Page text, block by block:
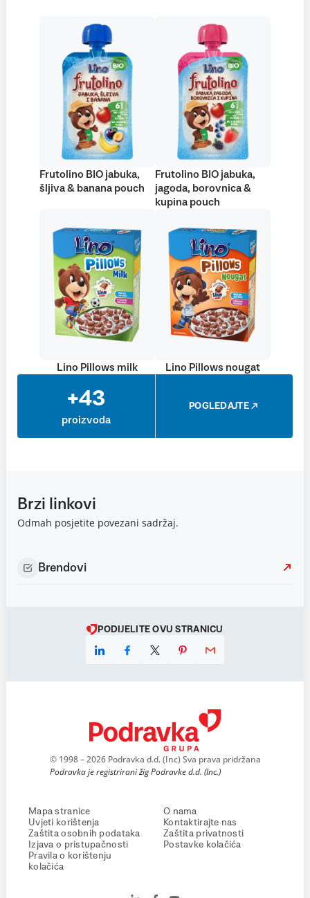
Frutolino BIO jabuka,
šljiva & banana pouch
Frutolino BIO jabuka,
jagoda, borovnica &
kupina pouch
Lino Pillows milk Lino Pillows nougat
+43
proizvoda
POGLEDAJTE
Brzi linkovi
Odmah posjetite povezani sadržaj.
Brendovi
PODIJELITE OVU STRANICU
© 1998 – 2026 Podravka d.d. (Inc) Sva prava pridržana
Podravka je registrirani žig Podravke d.d. (Inc.)
Mapa stranice
Uvjeti korištenja
Zaštita osobnih podataka
Izjava o pristupačnosti
Pravila o korištenju
kolačića
O nama
Kontaktirajte nas
Zaštita privatnosti
Postavke kolačića